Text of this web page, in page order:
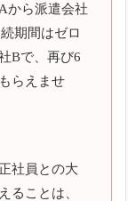
から派遣会社
期間はゼロ
Bで、再び6
らえませ
社員との大
ることは、